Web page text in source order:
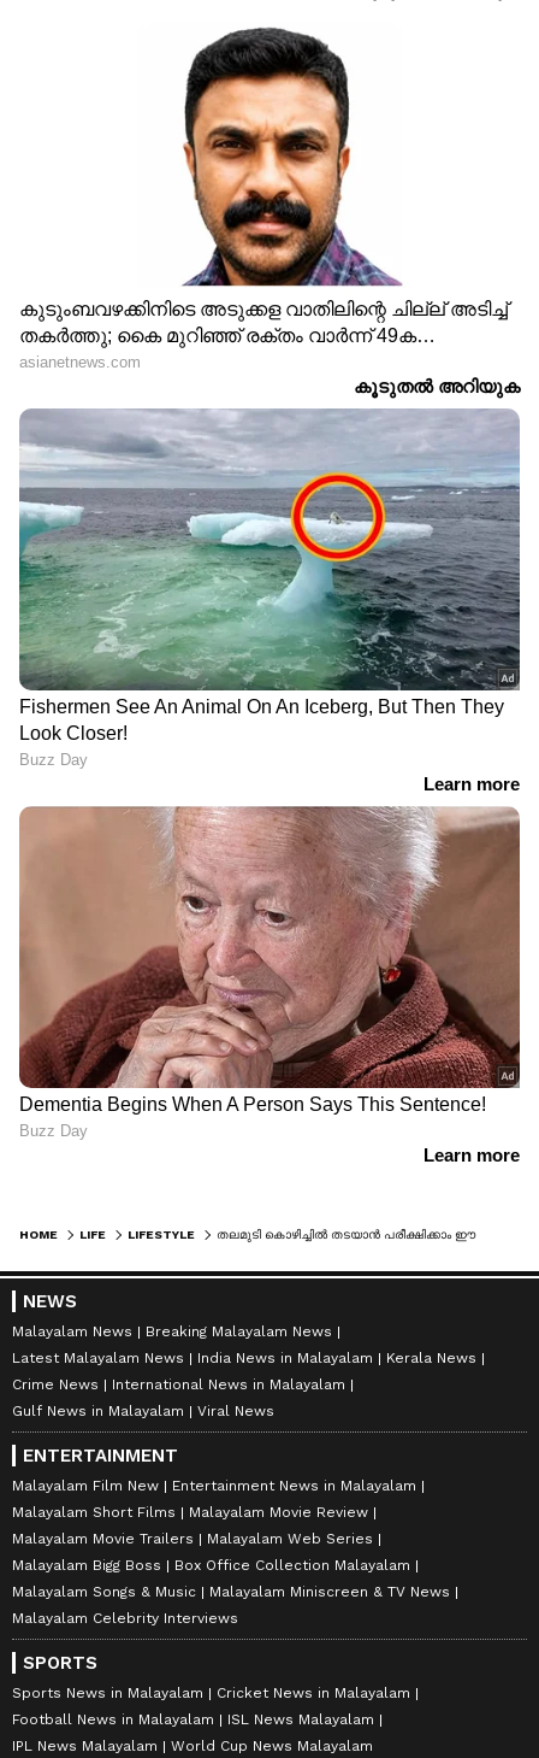
HOME LIFE LIFESTYLE
NEWS
Malayalam News
Breaking Malayalam News
Latest Malayalam News
India News in Malayalam
Kerala News
Crime News
International News in Malayalam
Gulf News in Malayalam
Viral News
ENTERTAINMENT
Malayalam Film New
Entertainment News in Malayalam
Malayalam Short Films
Malayalam Movie Review
Malayalam Movie Trailers
Malayalam Web Series
Malayalam Bigg Boss
Box Office Collection Malayalam
Malayalam Songs & Music
Malayalam Miniscreen & TV News
Malayalam Celebrity Interviews
SPORTS
Sports News in Malayalam
Cricket News in Malayalam
Football News in Malayalam
ISL News Malayalam
IPL News Malayalam
World Cup News Malayalam